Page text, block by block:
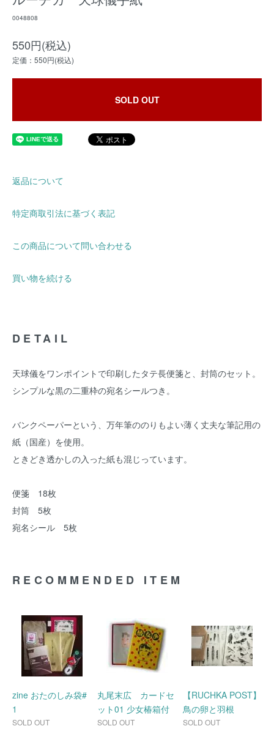
0048808
550円(税込)
定価：550円(税込)
SOLD OUT
返品について
特定商取引法に基づく表記
この商品について問い合わせる
買い物を続ける
DETAIL
天球儀をワンポイントで印刷したタテ長便箋と、封筒のセット。
シンプルな黒の二重枠の宛名シールつき。
バンクペーパーという、万年筆ののりもよい薄く丈夫な筆記用の
紙（国産）を使用。
ときどき透かしの入った紙も混じっています。
便箋 18枚
封筒 5枚
宛名シール 5枚
RECOMMENDED ITEM
zine おたのしみ袋#
1
SOLD OUT
丸尾末広 カードセ
ット01 少女椿箱付
SOLD OUT
【RUCHKA POST】
鳥の卵と羽根
SOLD OUT